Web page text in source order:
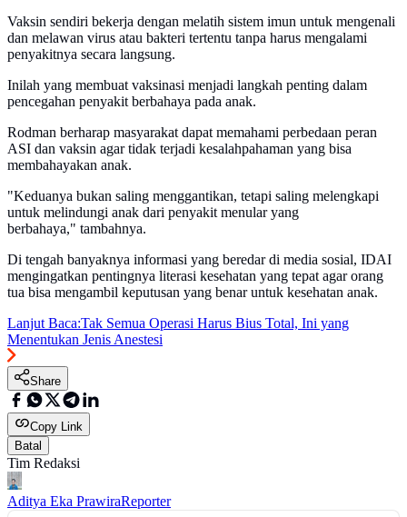
Vaksin sendiri bekerja dengan melatih sistem imun untuk mengenali
dan melawan virus atau bakteri tertentu tanpa harus mengalami
penyakitnya secara langsung.
Inilah yang membuat vaksinasi menjadi langkah penting dalam
pencegahan penyakit berbahaya pada anak.
Rodman berharap masyarakat dapat memahami perbedaan peran
ASI dan vaksin agar tidak terjadi kesalahpahaman yang bisa
membahayakan anak.
"Keduanya bukan saling menggantikan, tetapi saling melengkapi
untuk melindungi anak dari penyakit menular yang
berbahaya," tambahnya.
Di tengah banyaknya informasi yang beredar di media sosial, IDAI
mengingatkan pentingnya literasi kesehatan yang tepat agar orang
tua bisa mengambil keputusan yang benar untuk kesehatan anak.
Lanjut Baca:Tak Semua Operasi Harus Bius Total, Ini yang
Menentukan Jenis Anestesi
Share
Copy Link
Batal
Tim Redaksi
Aditya Eka PrawiraReporter